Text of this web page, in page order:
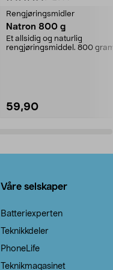
Rengjøringsmidler
Natron 800 g
Et allsidig og naturlig
rengjøringsmiddel. 800 gram
59,90
Våre selskaper
Batteriexperten
Teknikkdeler
PhoneLife
Teknikmagasinet